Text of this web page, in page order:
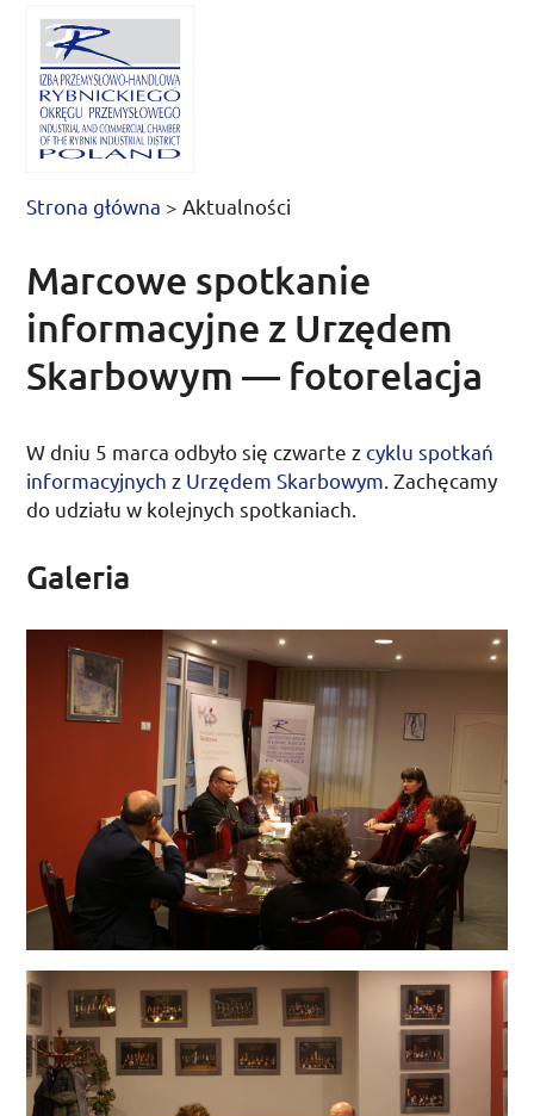
Strona główna > Aktualności
Marcowe spotkanie
informacyjne z Urzędem
Skarbowym — fotorelacja
W dniu 5 marca odbyło się czwarte zcyklu spotkań
informacyjnych z Urzędem Skarbowym . Zachęcamy
do udziału w kolejnych spotkaniach.
Galeria